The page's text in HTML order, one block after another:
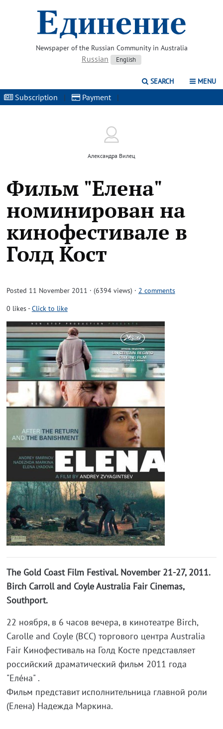
Newspaper of the Russian Community in Australia
Russian English
SEARCH MENU
Subscription | Payment |
Александра Вилец
Фильм "Елена"
номинирован на
кинофестивале в
Голд Кост
Posted 11 November 2011 · (6394 views) · 2 comments
0 likes-Click to like
The Gold Coast Film Festival. November 21-27, 2011.
Birch Carroll and Coyle Australia Fair Cinemas,
Southport.
22 ноября, в 6 часов вечера, в кинотеатре Birch,
Carolle and Coyle (BCC) торгового центра Australia
Fair Кинофестиваль на Голд Косте представляет
российский драматический фильм 2011 года
"Еле́на" .
Фильм представит исполнительница главной роли
(Елена) Надежда Маркина.